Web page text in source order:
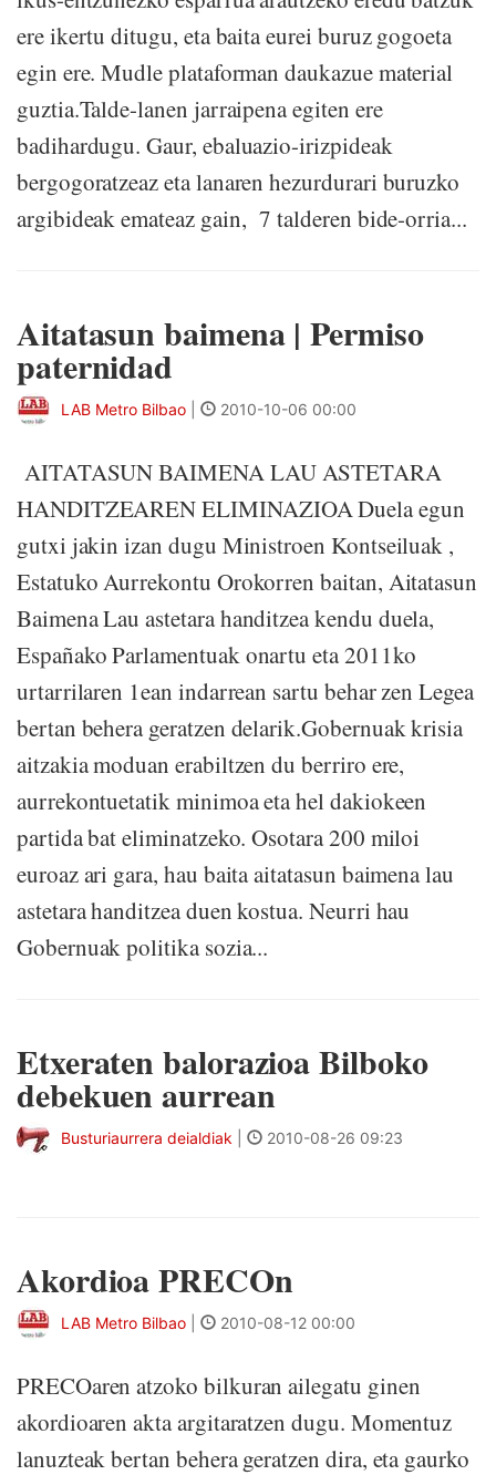
ere ikertu ditugu, eta baita eurei buruz gogoeta
egin ere. Mudle plataforman daukazue material
guztia.Talde-lanen jarraipena egiten ere
badihardugu. Gaur, ebaluazio-irizpideak
bergogoratzeaz eta lanaren hezurdurari buruzko
argibideak emateaz gain, 7 talderen bide-orria...
Aitatasun baimena | Permiso
paternidad
LAB Metro Bilbao 2010-10-06 00:00
AITATASUN BAIMENA LAU ASTETARA
HANDITZEAREN ELIMINAZIOA Duela egun
gutxi jakin izan dugu Ministroen Kontseiluak ,
Estatuko Aurrekontu Orokorren baitan, Aitatasun
Baimena Lau astetara handitzea kendu duela,
Españako Parlamentuak onartu eta 2011ko
urtarrilaren 1ean indarrean sartu behar zen Legea
bertan behera geratzen delarik.Gobernuak krisia
aitzakia moduan erabiltzen du berriro ere,
aurrekontuetatik minimoa eta hel dakiokeen
partida bat eliminatzeko. Osotara 200 miloi
euroaz ari gara, hau baita aitatasun baimena lau
astetara handitzea duen kostua. Neurri hau
Gobernuak politika sozia...
Etxeraten balorazioa Bilboko
debekuen aurrean
Busturiaurrera deialdiak 2010-08-26 09:23
Akordioa PRECOn
LAB Metro Bilbao 2010-08-12 00:00
PRECOaren atzoko bilkuran ailegatu ginen
akordioaren akta argitaratzen dugu. Momentuz
lanuzteak bertan behera geratzen dira, eta gaurko